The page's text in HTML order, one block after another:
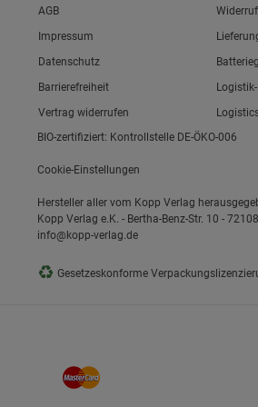
Link zum/zur
AGB
Link zum/zur
Impressum
Link zum/zur
Datenschutz
Link zum/zur
Barrierefreiheit
Vertrag widerrufen
Widerruf
BIO-zertifiziert: Kontrollstelle DE-ÖKO-006
Cookie-Einstellungen
Hersteller aller vom Kopp Verlag
Kopp Verlag e.K. - Bertha-Benz-Str. 10 -
info@kopp-verlag.de
♻ Gesetzeskonforme
Gruppe